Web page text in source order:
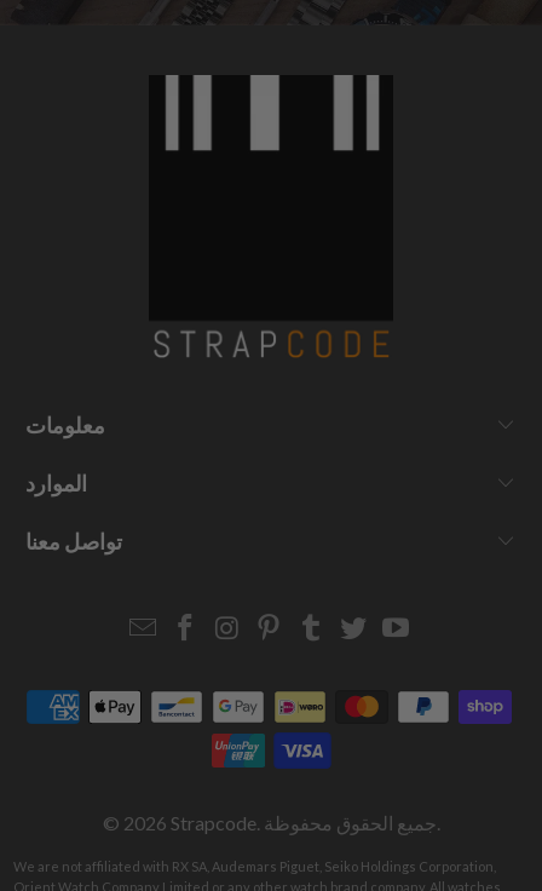
معلومات
الموارد
تواصل معنا
EmailStrapcode
Facebook
Strapcode
Instagram
Strapcode
Pinterest
Strapcode
Tumblr
Strapcode
TwitterYouTube
© 2026 Strapcode
We are not affiliated with RX SA, Audemars Piguet, Seiko Holdings Corporation,
Orient Watch Company Limited or any other watch brand company. All watches,